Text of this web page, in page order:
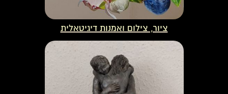
ציור, צילום ואמנות דיגיטאלית